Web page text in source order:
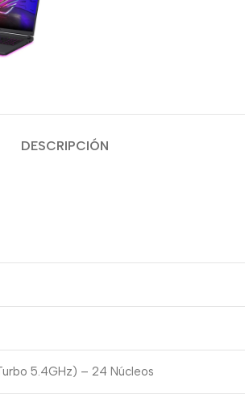
DESCRIPCIÓN
5.4GHz) – 24 Núcleos